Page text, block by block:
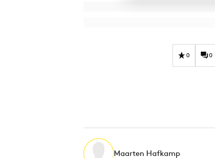
0 0
Maarten Hafkamp